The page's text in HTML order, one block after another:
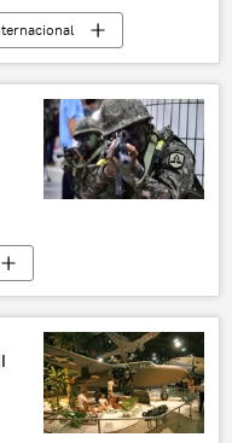
boxeo